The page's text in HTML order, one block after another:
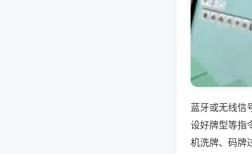
蓝牙或无线信
设好牌型等指
机洗牌、码牌